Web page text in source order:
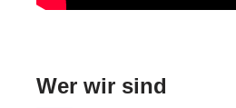
Wer wir sind